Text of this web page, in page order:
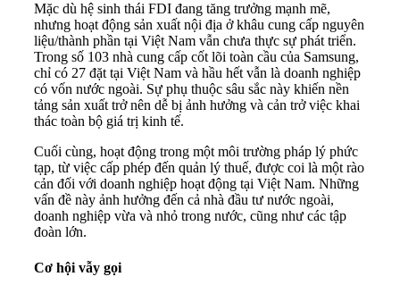
Mặc dù hệ sinh thái FDI đang tăng trưởng mạnh mẽ,
nhưng hoạt động sản xuất nội địa ở khâu cung cấp nguyên
liệu/thành phần tại Việt Nam vẫn chưa thực sự phát triển.
Trong số 103 nhà cung cấp cốt lõi toàn cầu của Samsung,
chỉ có 27 đặt tại Việt Nam và hầu hết vẫn là doanh nghiệp
có vốn nước ngoài. Sự phụ thuộc sâu sắc này khiến nền
tảng sản xuất trở nên dễ bị ảnh hưởng và cản trở việc khai
thác toàn bộ giá trị kinh tế.
Cuối cùng, hoạt động trong một môi trường pháp lý phức
tạp, từ việc cấp phép đến quản lý thuế, được coi là một rào
cản đối với doanh nghiệp hoạt động tại Việt Nam. Những
vấn đề này ảnh hưởng đến cả nhà đầu tư nước ngoài,
doanh nghiệp vừa và nhỏ trong nước, cũng như các tập
đoàn lớn.
Cơ hội vẫy gọi